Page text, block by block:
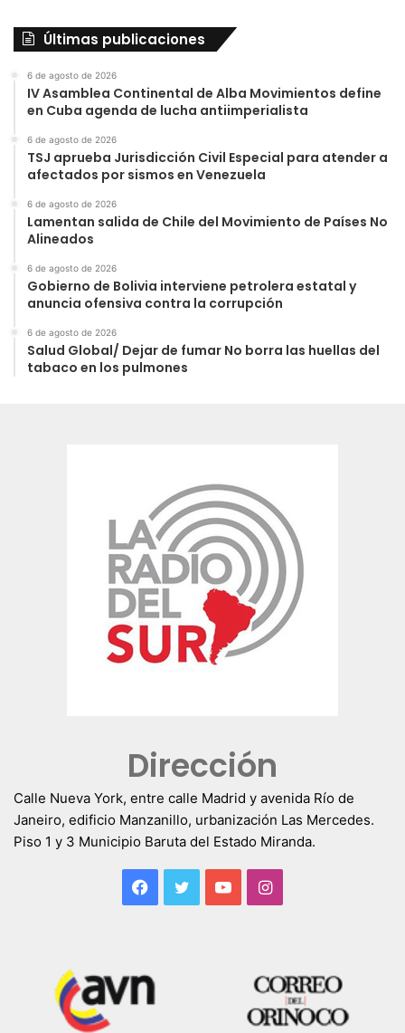
Últimas publicaciones
6 de agosto de 2026
IV Asamblea Continental de Alba Movimientos define
en Cuba agenda de lucha antiimperialista
6 de agosto de 2026
TSJ aprueba Jurisdicción Civil Especial para atender a
afectados por sismos en Venezuela
6 de agosto de 2026
Lamentan salida de Chile del Movimiento de Países No
Alineados
6 de agosto de 2026
Gobierno de Bolivia interviene petrolera estatal y
anuncia ofensiva contra la corrupción
6 de agosto de 2026
Salud Global/ Dejar de fumar No borra las huellas del
tabaco en los pulmones
Dirección
Calle Nueva York, entre calle Madrid y avenida Río de
Janeiro, edificio Manzanillo, urbanización Las Mercedes.
Piso 1 y 3 Municipio Baruta del Estado Miranda.
Facebook
TwitterYouTubeInstagram